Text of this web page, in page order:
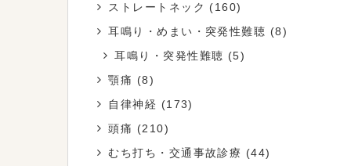
ストレートネック (160)
耳鳴り・めまい・突発性難聴 (8)
耳鳴り・突発性難聴 (5)
顎痛 (8)
自律神経 (173)
頭痛 (210)
むち打ち・交通事故診療 (44)